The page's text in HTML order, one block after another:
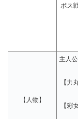
ボス
【人物】
主人
【力
【彩